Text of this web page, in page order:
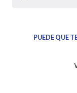
PUEDE QUE